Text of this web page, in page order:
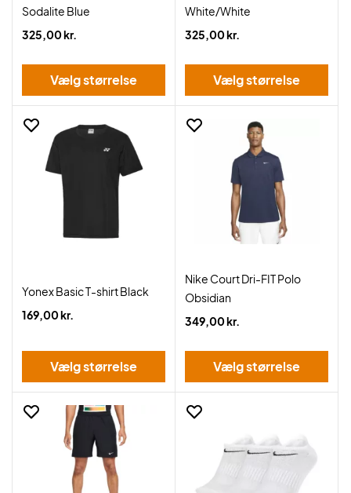
Sodalite Blue
325,00 kr.
Vælg størrelse
White/White
325,00 kr.
Vælg størrelse
Yonex Basic T-shirt Black
169,00 kr.
Vælg størrelse
Nike Court Dri-FIT Polo
Obsidian
349,00 kr.
Vælg størrelse